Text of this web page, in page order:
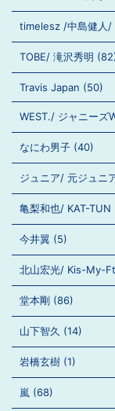
timelesz /中島健人/
TOBE/ 滝沢秀明
Travis Japan (50)
WEST./ ジャニーズ
なにわ男子 (40)
ジュニア/ 元ジュニ
亀梨和也/ KAT-TUN
今井翼 (5)
北山宏光/ Kis-My-
堂本剛 (86)
山下智久 (14)
岩橋玄樹 (1)
嵐 (68)